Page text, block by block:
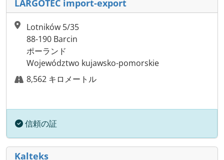
LARGOTEC import-export
Lotników 5/35
88-190 Barcin
ポーランド
Województwo kujawsko-pomorskie
8,562 キロメートル
信頼の証
Kalteks